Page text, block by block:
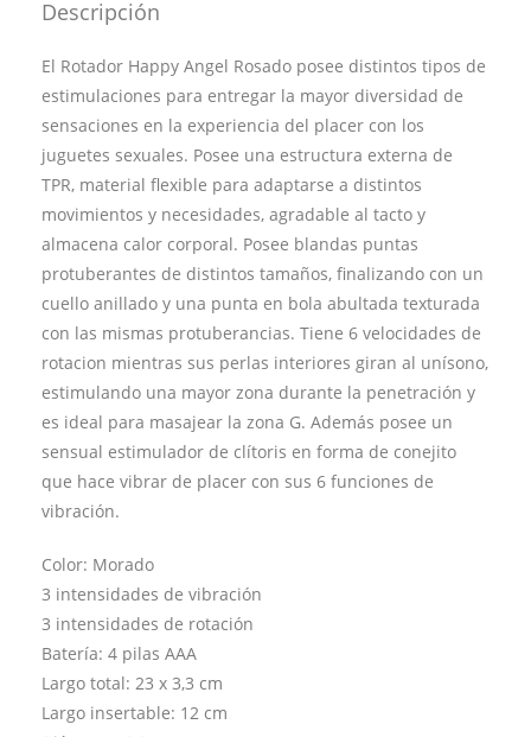
Descripción
El Rotador Happy Angel Rosado posee distintos tipos de
estimulaciones para entregar la mayor diversidad de
sensaciones en la experiencia del placer con los
juguetes sexuales. Posee una estructura externa de
TPR, material flexible para adaptarse a distintos
movimientos y necesidades, agradable al tacto y
almacena calor corporal. Posee blandas puntas
protuberantes de distintos tamaños, finalizando con un
cuello anillado y una punta en bola abultada texturada
con las mismas protuberancias. Tiene 6 velocidades de
rotacion mientras sus perlas interiores giran al unísono,
estimulando una mayor zona durante la penetración y
es ideal para masajear la zona G. Además posee un
sensual estimulador de clítoris en forma de conejito
que hace vibrar de placer con sus 6 funciones de
vibración.
Color: Morado
3 intensidades de vibración
3 intensidades de rotación
Batería: 4 pilas AAA
Largo total: 23 x 3,3 cm
Largo insertable: 12 cm